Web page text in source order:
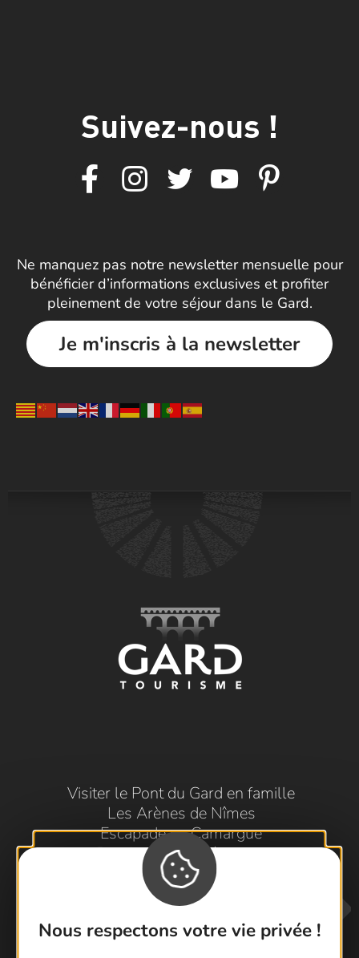
Nous respectons votre vie privée !
Suivez-nous !
Ne manquez pas notre newsletter mensuelle pour
bénéficier d’informations exclusives et profiter
pleinement de votre séjour dans le Gard.
Je m'inscris à la newsletter
Visiter le Pont du Gard en famille
Les Arènes de Nîmes
Escapade en Camargue
Randonnée en Cévennes